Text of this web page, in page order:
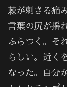
棘が刺さる痛
言葉の尻が揺
ふらつく。そ
らしい。近く
なった。自分